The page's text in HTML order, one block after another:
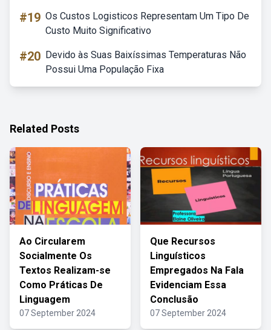
#19 Os Custos Logisticos Representam Um Tipo De
Custo Muito Significativo
#20 Devido às Suas Baixíssimas Temperaturas Não
Possui Uma População Fixa
Related Posts
Ao Circularem
Socialmente Os
Textos Realizam-se
Como Práticas De
Linguagem
07 September 2024
Que Recursos
Linguísticos
Empregados Na Fala
Evidenciam Essa
Conclusão
07 September 2024